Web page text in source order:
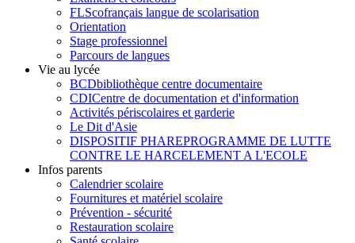
FLScofrançais langue de scolarisation
Orientation
Stage professionnel
Parcours de langues
Vie au lycée
BCDbibliothèque centre documentaire
CDICentre de documentation et d'information
Activités périscolaires et garderie
Le Dit d'Asie
DISPOSITIF PHAREPROGRAMME DE LUTTE
CONTRE LE HARCELEMENT A L'ECOLE
Infos parents
Calendrier scolaire
Fournitures et matériel scolaire
Prévention - sécurité
Restauration scolaire